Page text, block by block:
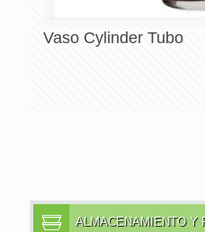
Vaso Cylinder Tubo
ALMACENAMIENTO Y